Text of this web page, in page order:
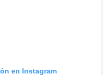
en Instagram